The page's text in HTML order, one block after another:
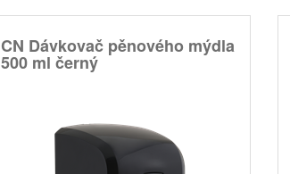
CN Dávkovač pěnového mýdla
500 ml černý